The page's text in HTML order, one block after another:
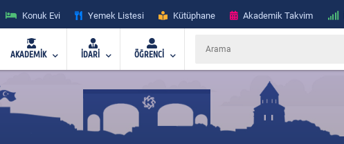
Konuk Evi Yemek Listesi Kütüphane Akademik Takvim
AKADEMİK İDARİ ÖĞRENCİ